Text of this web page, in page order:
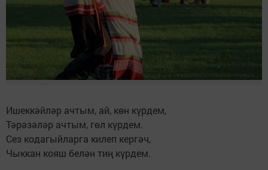
Ишеккәйләр ачтым, ай, көн күрдем,
Тәрәзәләр ачтым, гөл күрдем.
Сез кодагыйларга килеп кергәч,
Чыккан кояш белән тиң күрдем.